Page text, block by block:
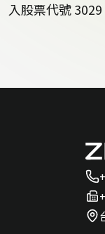
入股票代號 3029